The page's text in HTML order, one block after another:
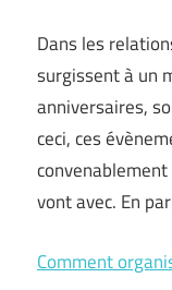
Dans les
surgissent à un
anniversaires,
ceci, ces
vont avec. En
Comment